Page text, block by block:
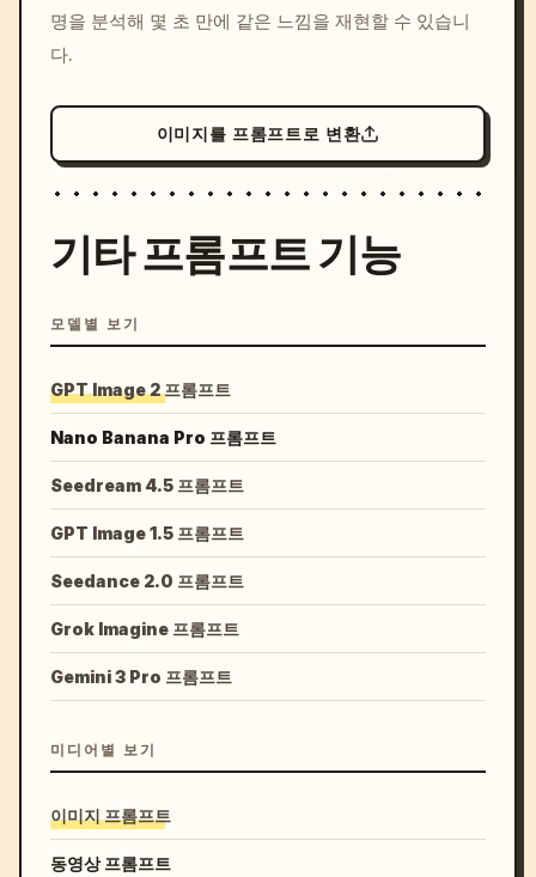
명을 분석해 몇 초 만에 같은 느낌을 재현할 수 있습니
다.
이미지를 프롬프트로 변환
기타 프롬프트 기능
모델별 보기
GPT Image 2 프롬프트
Nano Banana Pro 프롬프트
Seedream 4.5 프롬프트
GPT Image 1.5 프롬프트
Seedance 2.0 프롬프트
Grok Imagine 프롬프트
Gemini 3 Pro 프롬프트
미디어별 보기
이미지 프롬프트
동영상 프롬프트